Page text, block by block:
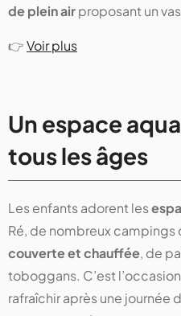
de plein airproposant un
👉Voir plus
Un espace
tous les âges
Les enfants adorent les
Ré, de nombreux campings
couverte et chauffée, de
toboggans. C’est
rafraîchir après une journée